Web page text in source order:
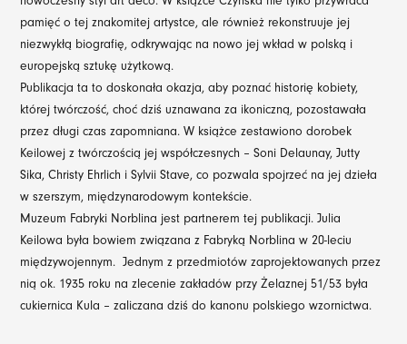
pamięć o tej znakomitej artystce, ale również rekonstruuje jej
niezwykłą biografię, odkrywając na nowo jej wkład w polską i
europejską sztukę użytkową.
Publikacja ta to doskonała okazja, aby poznać historię kobiety,
której twórczość, choć dziś uznawana za ikoniczną, pozostawała
przez długi czas zapomniana. W książce zestawiono dorobek
Keilowej z twórczością jej współczesnych – Soni Delaunay, Jutty
Sika, Christy Ehrlich i Sylvii Stave, co pozwala spojrzeć na jej dzieła
w szerszym, międzynarodowym kontekście.
Muzeum Fabryki Norblina jest partnerem tej publikacji. Julia
Keilowa była bowiem związana z Fabryką Norblina w 20-leciu
międzywojennym. Jednym z przedmiotów zaprojektowanych przez
nią ok. 1935 roku na zlecenie zakładów przy Żelaznej 51/53 była
cukiernica Kula – zaliczana dziś do kanonu polskiego wzornictwa.